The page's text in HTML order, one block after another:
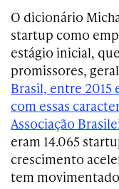
O dicionário
startup como
estágio inicial,
promissores,
Brasil, entre 2015
com essas
Associação
eram 14.065
crescimento
tem